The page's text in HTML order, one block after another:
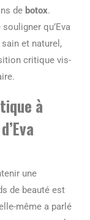
de botox.
qu’Eva
et naturel,
critique vis-
à
une
de beauté est
même a parlé